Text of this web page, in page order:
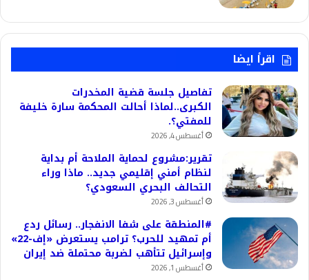
اقرأ ايضا
تفاصيل جلسة قضية المخدرات
الكبرى..لماذا أحالت المحكمة سارة خليفة
للمفتي؟.
أغسطس 4, 2026
تقرير:مشروع لحماية الملاحة أم بداية
لنظام أمني إقليمي جديد.. ماذا وراء
التحالف البحري السعودي؟
أغسطس 3, 2026
#المنطقة على شفا الانفجار.. رسائل ردع
أم تمهيد للحرب؟ ترامب يستعرض «إف-22»
وإسرائيل تتأهب لضربة محتملة ضد إيران
أغسطس 1, 2026